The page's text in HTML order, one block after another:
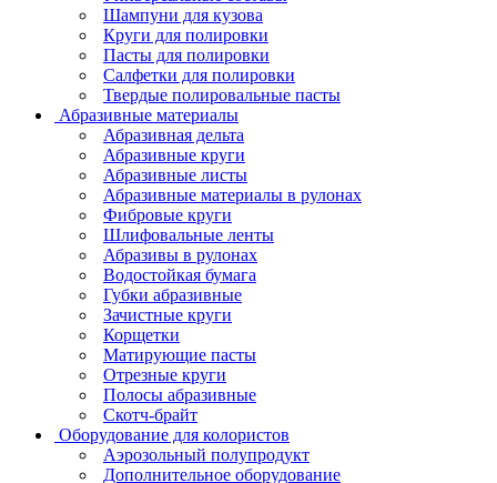
Шампуни для кузова
Круги для полировки
Пасты для полировки
Салфетки для полировки
Твердые полировальные пасты
Абразивные материалы
Абразивная дельта
Абразивные круги
Абразивные листы
Абразивные материалы в рулонах
Фибровые круги
Шлифовальные ленты
Абразивы в рулонах
Водостойкая бумага
Губки абразивные
Зачистные круги
Корщетки
Матирующие пасты
Отрезные круги
Полосы абразивные
Скотч-брайт
Оборудование для колористов
Аэрозольный полупродукт
Дополнительное оборудование